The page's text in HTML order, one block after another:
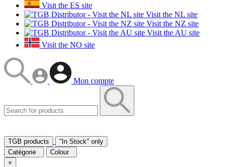
Visit the ES site
Visit the NL site
Visit the NZ site
Visit the AU site
Visit the NO site
Mon compte
TGB products
"In Stock" only
Catégorie
Colour
×